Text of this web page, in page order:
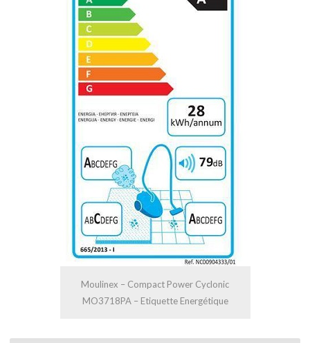
Moulinex – Compact Power Cyclonic
MO3718PA – Etiquette Energétique